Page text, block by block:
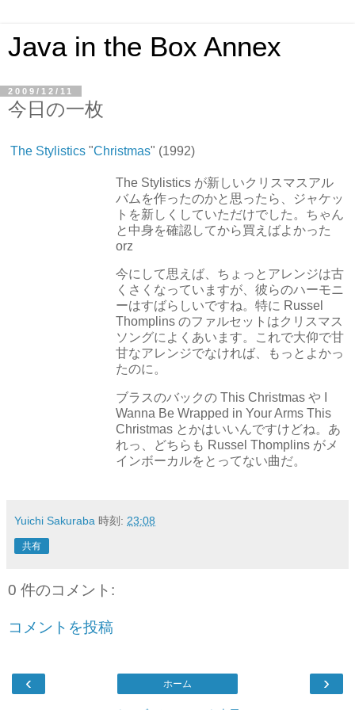
Java in the Box Annex
2009/12/11
今日の一枚
The Stylistics "Christmas" (1992)
The Stylistics が新しいクリスマスアル
バムを作ったのかと思ったら、ジャケッ
トを新しくしていただけでした。ちゃん
と中身を確認してから買えばよかった
orz
今にして思えば、ちょっとアレンジは古
くさくなっていますが、彼らのハーモニ
ーはすばらしいですね。特に Russel
Thomplins のファルセットはクリスマス
ソングによくあいます。これで大仰で甘
甘なアレンジでなければ、もっとよかっ
たのに。
ブラスのバックの This Christmas や I
Wanna Be Wrapped in Your Arms This
Christmas とかはいいんですけどね。あ
れっ、どちらも Russel Thomplins がメ
インボーカルをとってない曲だ。
Yuichi Sakuraba 時刻: 23:08
共有
0 件のコメント:
コメントを投稿
‹ ›
ホーム